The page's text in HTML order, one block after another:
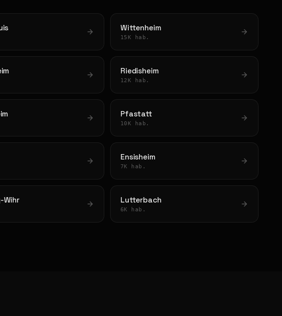
Wittenheim
15K hab.
Riedisheim
12K hab.
Pfastatt
10K hab.
Ensisheim
7K hab.
Wihr Lutterbach
6K hab.